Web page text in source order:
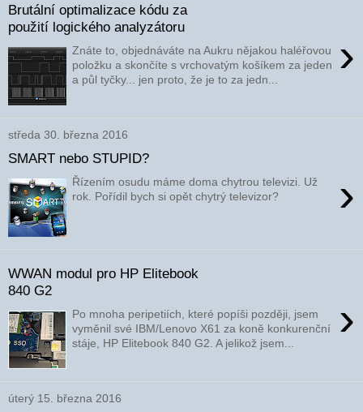
Brutální optimalizace kódu za
použití logického analyzátoru
›
Znáte to, objednáváte na Aukru nějakou haléřovou
položku a skončíte s vrchovatým košíkem za jeden
a půl tyčky... jen proto, že je to za jedn...
středa 30. března 2016
SMART nebo STUPID?
›
Řízením osudu máme doma chytrou televizi. Už
rok. Pořídil bych si opět chytrý televizor?
WWAN modul pro HP Elitebook
840 G2
›
Po mnoha peripetiích, které popíši později, jsem
vyměnil své IBM/Lenovo X61 za koně konkurenční
stáje, HP Elitebook 840 G2. A jelikož jsem...
úterý 15. března 2016